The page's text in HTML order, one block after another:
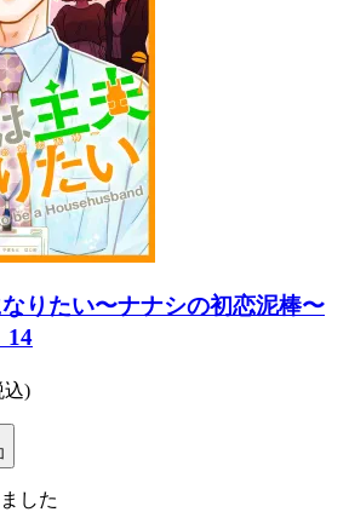
りたい〜ナナシの初恋泥棒〜
14
込)
した